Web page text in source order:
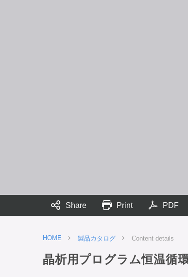
Share Print PDF
HOME 製品カタログ Content details
晶析用プログラム恒温循